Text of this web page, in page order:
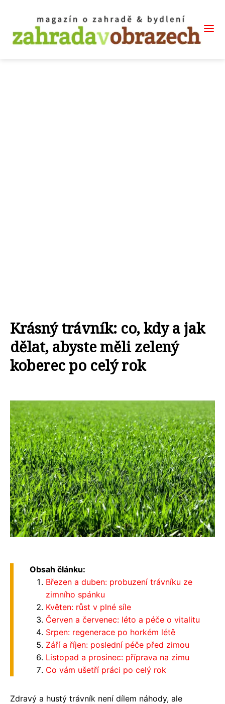
Krásný trávník: co, kdy a jak
dělat, abyste měli zelený
koberec po celý rok
Obsah článku:
Březen a duben: probuzení trávníku ze
zimního spánku
Květen: růst v plné síle
Červen a červenec: léto a péče o vitalitu
Srpen: regenerace po horkém létě
Září a říjen: poslední péče před zimou
Listopad a prosinec: příprava na zimu
Co vám ušetří práci po celý rok
Zdravý a hustý trávník není dílem náhody, ale